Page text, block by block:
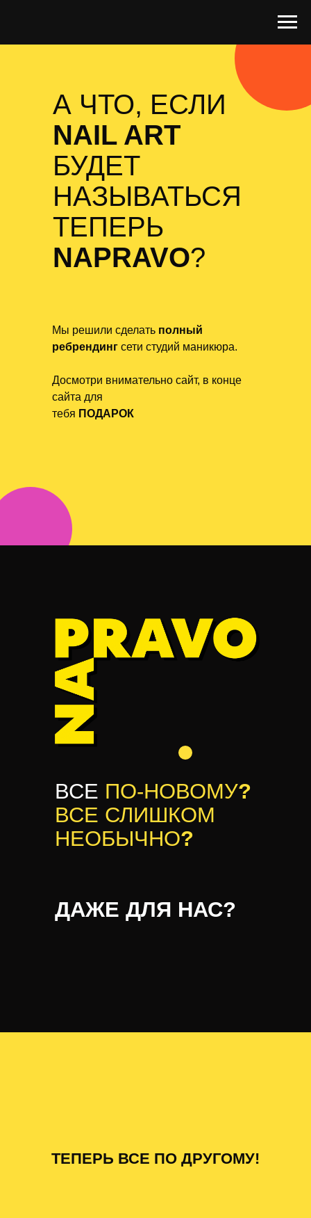
А ЧТО, ЕСЛИ
NAIL ART
БУДЕТ
НАЗЫВАТЬСЯ
ТЕПЕРЬ
NAPRAVO?
Мы решили сделать полный
ребрендинг сети студий маникюра.
Досмотри внимательно сайт, в конце
сайта для
тебя ПОДАРОК
ВСЕ ПО-НОВОМУ?
ВСЕ СЛИШКОМ
НЕОБЫЧНО?
ДАЖЕ ДЛЯ НАС?
ТЕПЕРЬ ВСЕ ПО ДРУГОМУ!